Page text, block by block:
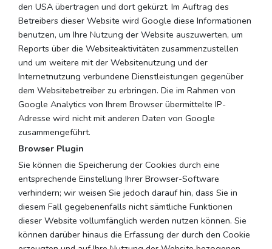
den USA übertragen und dort gekürzt. Im Auftrag des
Betreibers dieser Website wird Google diese Informationen
benutzen, um Ihre Nutzung der Website auszuwerten, um
Reports über die Websiteaktivitäten zusammenzustellen
und um weitere mit der Websitenutzung und der
Internetnutzung verbundene Dienstleistungen gegenüber
dem Websitebetreiber zu erbringen. Die im Rahmen von
Google Analytics von Ihrem Browser übermittelte IP-
Adresse wird nicht mit anderen Daten von Google
zusammengeführt.
Browser Plugin
Sie können die Speicherung der Cookies durch eine
entsprechende Einstellung Ihrer Browser-Software
verhindern; wir weisen Sie jedoch darauf hin, dass Sie in
diesem Fall gegebenenfalls nicht sämtliche Funktionen
dieser Website vollumfänglich werden nutzen können. Sie
können darüber hinaus die Erfassung der durch den Cookie